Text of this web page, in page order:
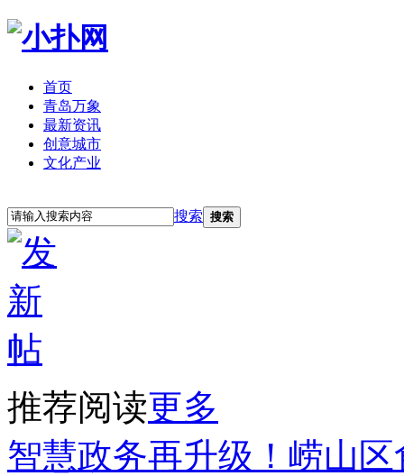
首页
青岛万象
最新资讯
创意城市
文化产业
搜索 搜索
推荐阅读更多
智慧政务再升级！崂山